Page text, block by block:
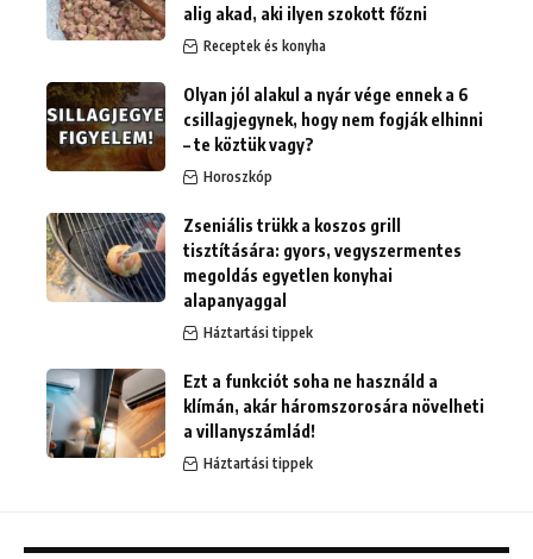
alig akad, aki ilyen szokott főzni
Receptek és konyha
Olyan jól alakul a nyár vége ennek a 6
csillagjegynek, hogy nem fogják elhinni
– te köztük vagy?
Horoszkóp
Zseniális trükk a koszos grill
tisztítására: gyors, vegyszermentes
megoldás egyetlen konyhai
alapanyaggal
Háztartási tippek
Ezt a funkciót soha ne használd a
klímán, akár háromszorosára növelheti
a villanyszámlád!
Háztartási tippek